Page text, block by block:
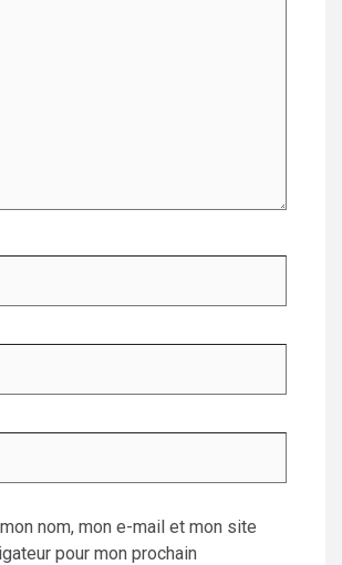
nom, mon e-mail et mon site
pour mon prochain